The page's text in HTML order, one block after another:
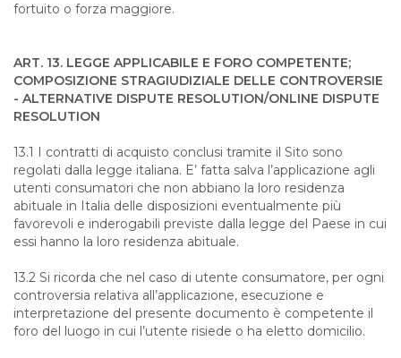
fortuito o forza maggiore.
ART. 13. LEGGE APPLICABILE E FORO COMPETENTE;
COMPOSIZIONE STRAGIUDIZIALE DELLE CONTROVERSIE
- ALTERNATIVE DISPUTE RESOLUTION/ONLINE DISPUTE
RESOLUTION
13.1 I contratti di acquisto conclusi tramite il Sito sono
regolati dalla legge italiana. E’ fatta salva l’applicazione agli
utenti consumatori che non abbiano la loro residenza
abituale in Italia delle disposizioni eventualmente più
favorevoli e inderogabili previste dalla legge del Paese in cui
essi hanno la loro residenza abituale.
13.2 Si ricorda che nel caso di utente consumatore, per ogni
controversia relativa all’applicazione, esecuzione e
interpretazione del presente documento è competente il
foro del luogo in cui l’utente risiede o ha eletto domicilio.